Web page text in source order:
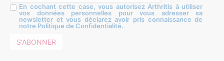
En cochant cette case, vous autorisez Arthritis à utiliser
vos données personnelles pour vous adresser sa
newsletter et vous déclarez avoir pris connaissance de
notre Politique de Confidentialité.